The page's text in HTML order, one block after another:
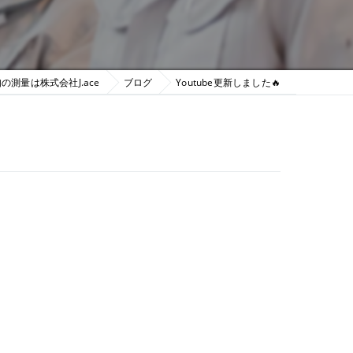
測量は株式会社J.ace ブログ Youtube更新しました🔥